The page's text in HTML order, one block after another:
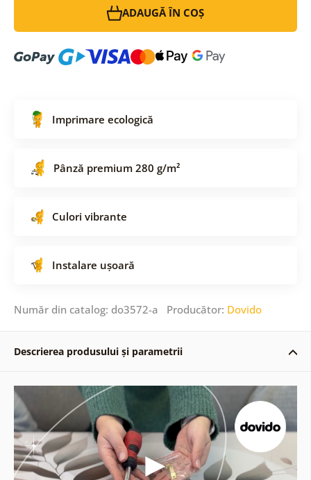
ADAUGĂ ÎN COȘ
Imprimare ecologică
Pânză premium 280 g/m²
Culori vibrante
Instalare ușoară
Număr din catalog: do3572-a Producător: Dovido
Descrierea produsului și parametrii